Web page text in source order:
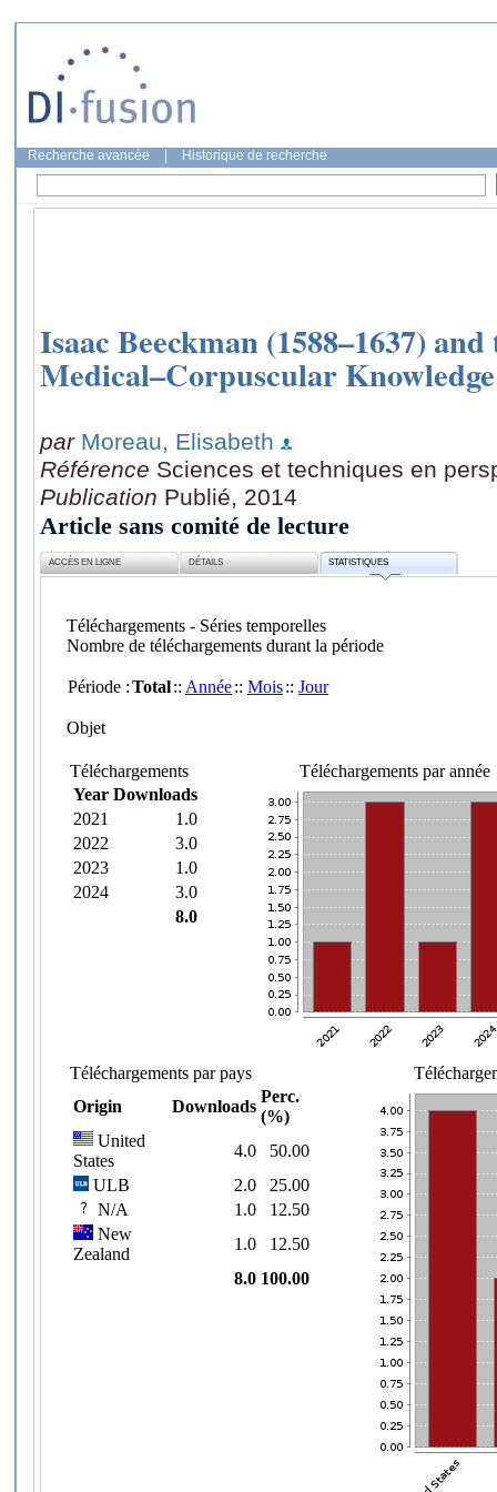
Recherche avancée Historique de recherche
Isaac Beeckman (1588–1637)
Medical–Corpuscular Knowledge
par Moreau, Elisabeth
Référence Sciences et techniques en
Publication Publié, 2014
Article sans comité de lecture
ACCÈS EN LIGNE DÉTAILS STATISTIQUES